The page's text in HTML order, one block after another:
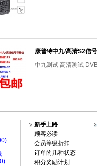
康普特中九/高清S2信
中九测试 高清测试
新手上路
顾客必读
会员等级折扣
订单的几种状态
积分奖励计划